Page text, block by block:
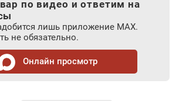
по видео и ответим на
лишь приложение MAX.
не обязательно.
Онлайн просмотр